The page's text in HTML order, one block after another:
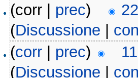
(corr | prec)
(Discussione |
(corr prec)
(Discussione